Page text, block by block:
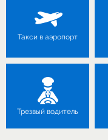
Такси в аэропорт
Трезвый водитель